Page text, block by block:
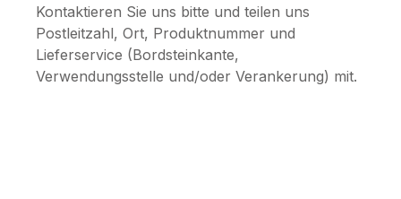
Kontaktieren Sie uns bitte und teilen uns
Postleitzahl, Ort, Produktnummer und
Lieferservice (Bordsteinkante,
Verwendungsstelle und/oder Verankerung) mit.